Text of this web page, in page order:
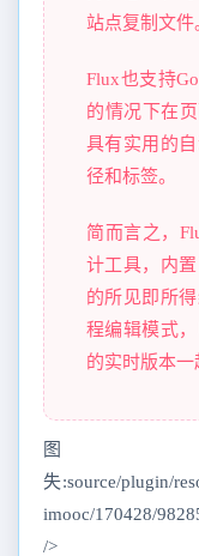
站点复制文件
Flux也支持
的情况下在
具有实用的
径和标签。
简而言之，
计工具，内
的所见即所
程编辑模式
的实时版本一
失:source/plugin/
imooc/170428/
/>